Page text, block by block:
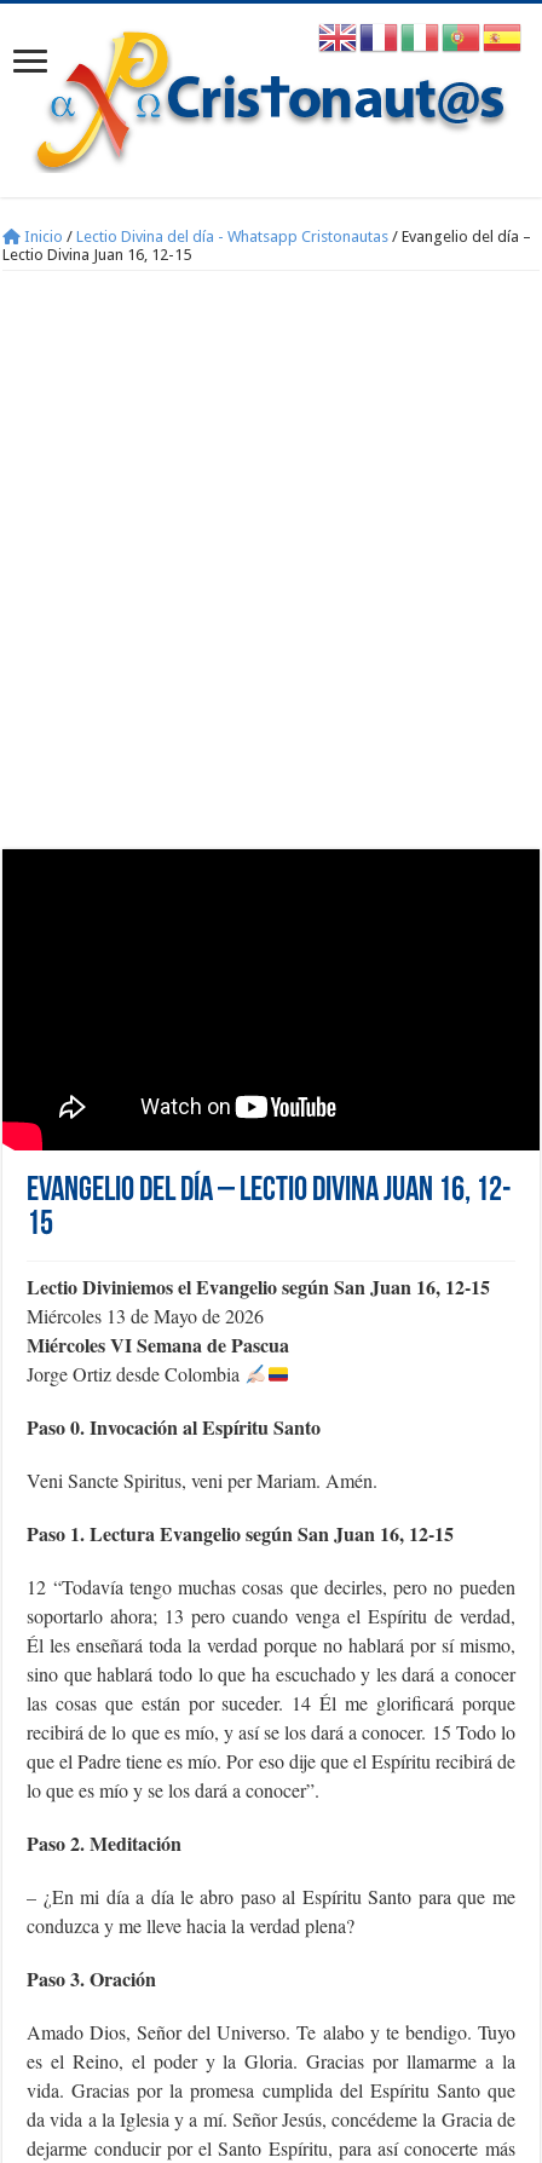
Inicio / Lectio Divina del día - Whatsapp Cristonautas / Evangelio del día –
Lectio Divina Juan 16, 12-15
Evangelio del día – Lectio Divina Juan 16, 12-
15
Lectio Diviniemos el Evangelio según San Juan 16, 12-15
Miércoles 13 de Mayo de 2026
Miércoles VI Semana de Pascua
Jorge Ortiz desde Colombia
Paso 0. Invocación al Espíritu Santo
Veni Sancte Spiritus, veni per Mariam. Amén.
Paso 1. Lectura Evangelio según San Juan 16, 12-15
12 “Todavía tengo muchas cosas que decirles, pero no pueden
soportarlo ahora; 13 pero cuando venga el Espíritu de verdad,
Él les enseñará toda la verdad porque no hablará por sí mismo,
sino que hablará todo lo que ha escuchado y les dará a conocer
las cosas que están por suceder. 14 Él me glorificará porque
recibirá de lo que es mío, y así se los dará a conocer. 15 Todo lo
que el Padre tiene es mío. Por eso dije que el Espíritu recibirá de
lo que es mío y se los dará a conocer”.
Paso 2. Meditación
– ¿En mi día a día le abro paso al Espíritu Santo para que me
conduzca y me lleve hacia la verdad plena?
Paso 3. Oración
Amado Dios, Señor del Universo. Te alabo y te bendigo. Tuyo
es el Reino, el poder y la Gloria. Gracias por llamarme a la
vida. Gracias por la promesa cumplida del Espíritu Santo que
da vida a la Iglesia y a mí. Señor Jesús, concédeme la Gracia de
dejarme conducir por el Santo Espíritu, para así conocerte más